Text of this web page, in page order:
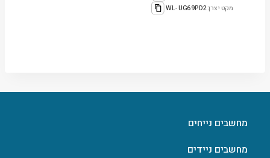
מקט יצרן:WL-UG69PD2
מחשבים נייחים
מחשבים ניידים